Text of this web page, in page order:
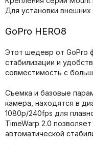
Для установки
GoPro HERO8
Этот шедевр от GoPro
стабилизации и
совместимость с
Съемка и базовые
камера, находятся в
1080p/240fps для
TimeWarp 2.0
автоматической